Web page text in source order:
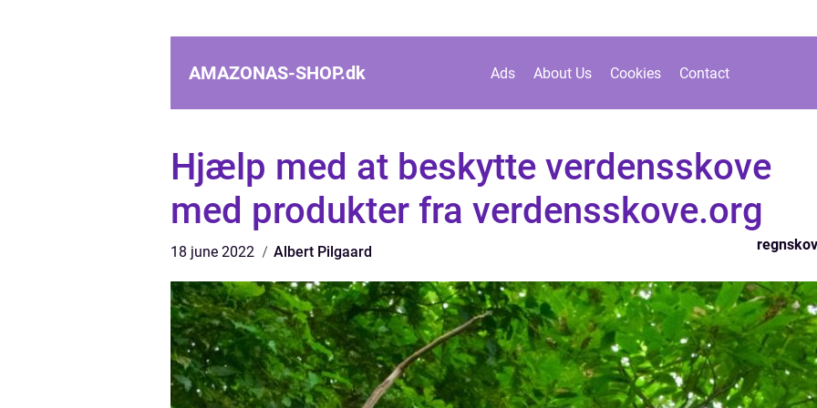
AMAZONAS-SHOP.dk Ads About Us Cookies Contact
Hjælp med at beskytte verdensskove
med produkter fra verdensskove.org
18 june 2022 Albert Pilgaard